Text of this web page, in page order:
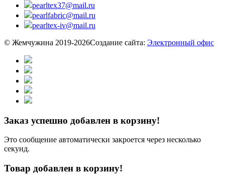
pearltex37@mail.ru
pearlfabric@mail.ru
pearltex-iv@mail.ru
© Жемчужина 2019-2026Создание сайта: Электронный офис
Заказ успешно добавлен в корзину!
Это сообщение автоматически закроется через несколько
секунд.
Товар добавлен в корзину!